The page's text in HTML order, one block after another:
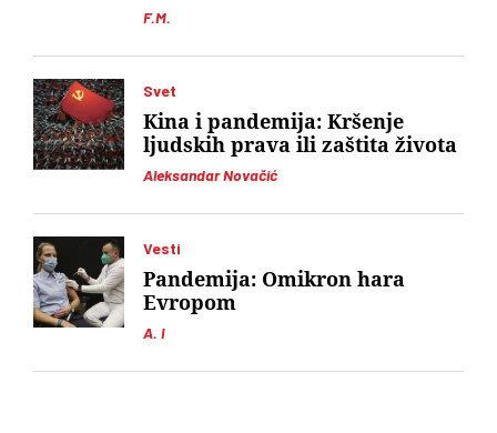
F.M.
Svet
Aleksandar Novačić
Kina i pandemija: Kršenje
ljudskih prava ili zaštita života
Vesti
A. I
Pandemija: Omikron hara
Evropom